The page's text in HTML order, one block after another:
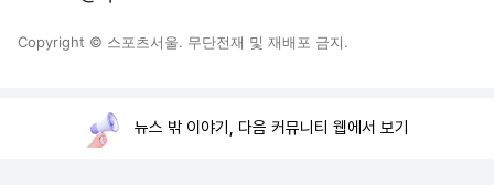
Copyright © 스포츠서울. 무단전재 및 재배포 금지.
뉴스 밖 이야기, 다음 커뮤니티 웹에서 보기